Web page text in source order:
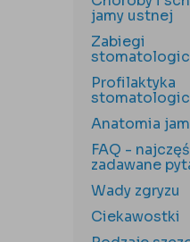
jamy ustnej
Zabiegi
Profilaktyka
Anatomia
FAQ -
zadawane
Wady zgryzu
Ciekawostki